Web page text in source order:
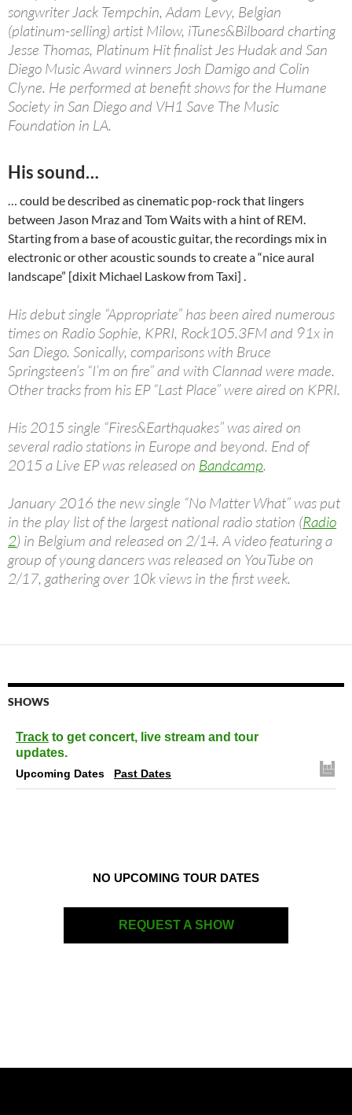
songwriter Jack Tempchin, Adam Levy, Belgian
(platinum-selling) artist Milow, iTunes&Bilboard charting
Jesse Thomas, Platinum Hit finalist Jes Hudak and San
Diego Music Award winners Josh Damigo and Colin
Clyne. He performed at benefit shows for the Humane
Society in San Diego and VH1 Save The Music
Foundation in LA.
His sound…
… could be described as cinematic pop-rock that lingers
between Jason Mraz and Tom Waits with a hint of REM.
Starting from a base of acoustic guitar, the recordings mix in
electronic or other acoustic sounds to create a “nice aural
landscape” [dixit Michael Laskow from Taxi] .
His debut single “Appropriate” has been aired numerous
times on Radio Sophie, KPRI, Rock105.3FM and 91x in
San Diego. Sonically, comparisons with Bruce
Springsteen’s “I’m on fire” and with Clannad were made.
Other tracks from his EP “Last Place” were aired on KPRI.
His 2015 single “Fires&Earthquakes” was aired on
several radio stations in Europe and beyond. End of
2015 a Live EP was released on Bandcamp.
January 2016 the new single “No Matter What” was put
in the play list of the largest national radio station (Radio
2) in Belgium and released on 2/14. A video featuring a
group of young dancers was released on YouTube on
2/17, gathering over 10k views in the first week.
SHOWS
Track to get concert, live stream and tour
updates.
Upcoming Dates Past Dates
NO UPCOMING TOUR DATES
REQUEST A SHOW